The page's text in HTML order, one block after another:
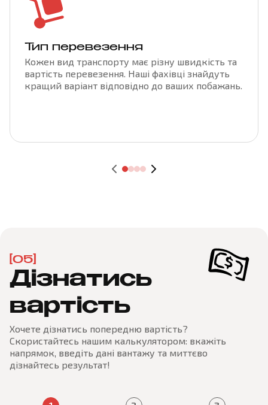
Тип перевезення
Кожен вид транспорту має різну швидкість та
вартість перевезення. Наші фахівці знайдуть
кращий варіант відповідно до ваших побажань.
[05]
Дізнатись
вартість
Хочете дізнатись попередню вартість?
Скористайтесь нашим калькулятором: вкажіть
напрямок, введіть дані вантажу та миттєво
дізнайтесь результат!